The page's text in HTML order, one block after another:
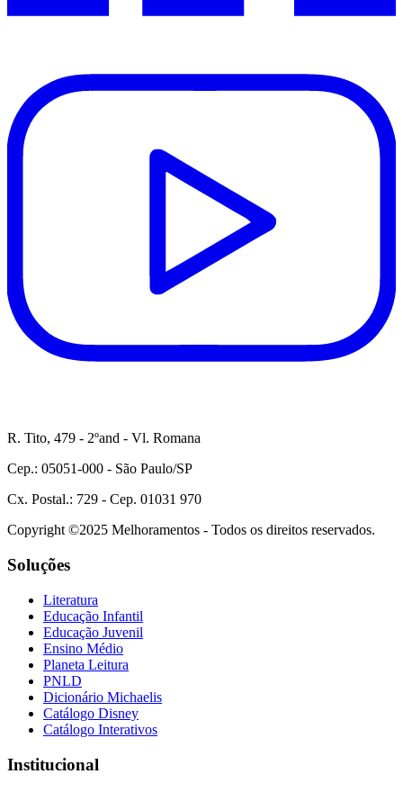
R. Tito, 479 - 2ºand - Vl. Romana
Cep.: 05051-000 - São Paulo/SP
Cx. Postal.: 729 - Cep. 01031 970
Copyright ©2025 Melhoramentos - Todos os direitos reservados.
Soluções
Literatura
Educação Infantil
Educação Juvenil
Ensino Médio
Planeta Leitura
PNLD
Dicionário Michaelis
Catálogo Disney
Catálogo Interativos
Institucional